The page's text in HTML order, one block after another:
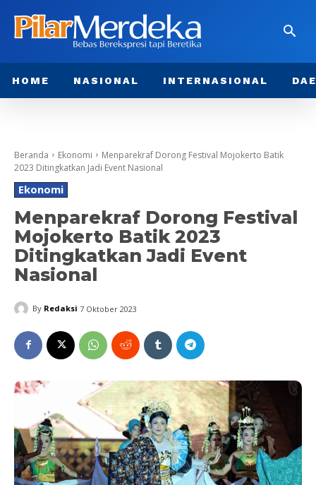
HOME NASIONAL INTERNASIONAL
Beranda Ekonomi
Menparekraf Dorong Festival Mojokerto Batik
2023 Ditingkatkan Jadi Event Nasional
Ekonomi
Menparekraf Dorong Festival
Mojokerto Batik 2023
Ditingkatkan Jadi Event
Nasional
By Redaksi 7 Oktober 2023